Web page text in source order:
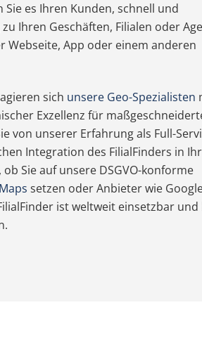
es Ihren Kunden, schnell und
Ihren Geschäften, Filialen oder
Webseite, App oder einem anderen
sich unsere Geo-Spezialisten
Exzellenz für
von unserer Erfahrung als Full-
Integration des FilialFinders in Ihr
Sie auf unsere DSGVO-konforme
setzen oder Anbieter wie
ist weltweit einsetzbar